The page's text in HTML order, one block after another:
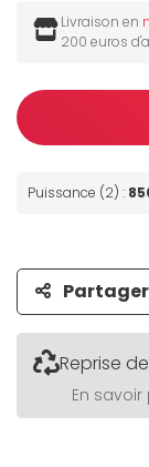
Livraison en
200 euros
Puissance (2) :
Partager
Reprise
En savoir